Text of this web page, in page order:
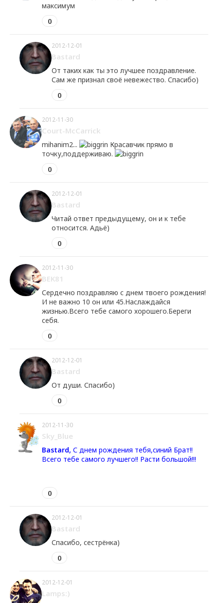
максимум
0
2012-12-01
Bastard
От таких как ты это лучшее поздравление.
Сам же признал своё невежество. Спасибо)
0
2012-11-30
Court-McCarrick
mihanim2...
Красавчик прямо в
точку,поддерживаю.
0
2012-12-01
Bastard
Читай ответ предыдущему, он и к тебе
относится. Адьё)
0
2012-11-30
BEK81
Сердечно поздравляю с днем твоего рождения!
И не важно 10 он или 45.Наслаждайся
жизнью.Всего тебе самого хорошего.Береги
себя.
0
2012-12-01
Bastard
От души. Спасибо)
0
2012-11-30
Sky_Blue
Bastard, С днем рождения тебя,синий Брат!!
Всего тебе самого лучшего!! Расти большой!!!
0
2012-12-01
Bastard
Спасибо, сестрёнка)
0
2012-12-01
Lamps:)